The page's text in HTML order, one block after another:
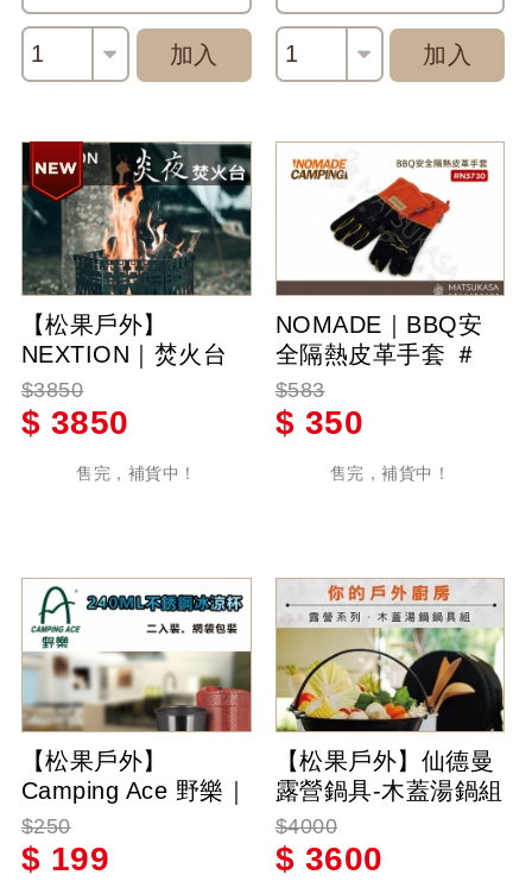
1 加入 1 加入
【松果戶外】
NEXTION｜焚火台
(炎夜) 收納尺
寸:38*33*3CM 無附
袋子
$3850
$ 3850
售完，補貨中！
NOMADE｜BBQ安
全隔熱皮革手套 ＃
N5730
$583
$ 350
售完，補貨中！
【松果戶外】
Camping Ace 野樂｜
不銹鋼冰涼
杯-240ml-(二入一
組)-附網袋-可套疊-
$250
$ 199
【松果戶外】仙德曼
露營鍋具-木蓋湯鍋組
附圓形收納袋
SG9281-1
$4000
$ 3600